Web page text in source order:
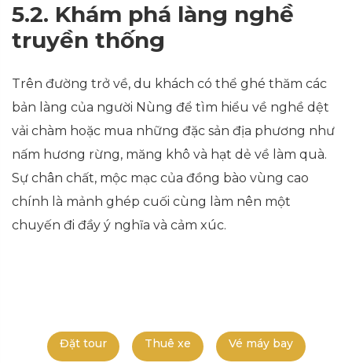
5.2. Khám phá làng nghề
truyền thống
Trên đường trở về, du khách có thể ghé thăm các
bản làng của người Nùng để tìm hiểu về nghề dệt
vải chàm hoặc mua những đặc sản địa phương như
nấm hương rừng, măng khô và hạt dẻ về làm quà.
Sự chân chất, mộc mạc của đồng bào vùng cao
chính là mảnh ghép cuối cùng làm nên một
chuyến đi đầy ý nghĩa và cảm xúc.
Đặt tour Thuê xe Vé máy bay